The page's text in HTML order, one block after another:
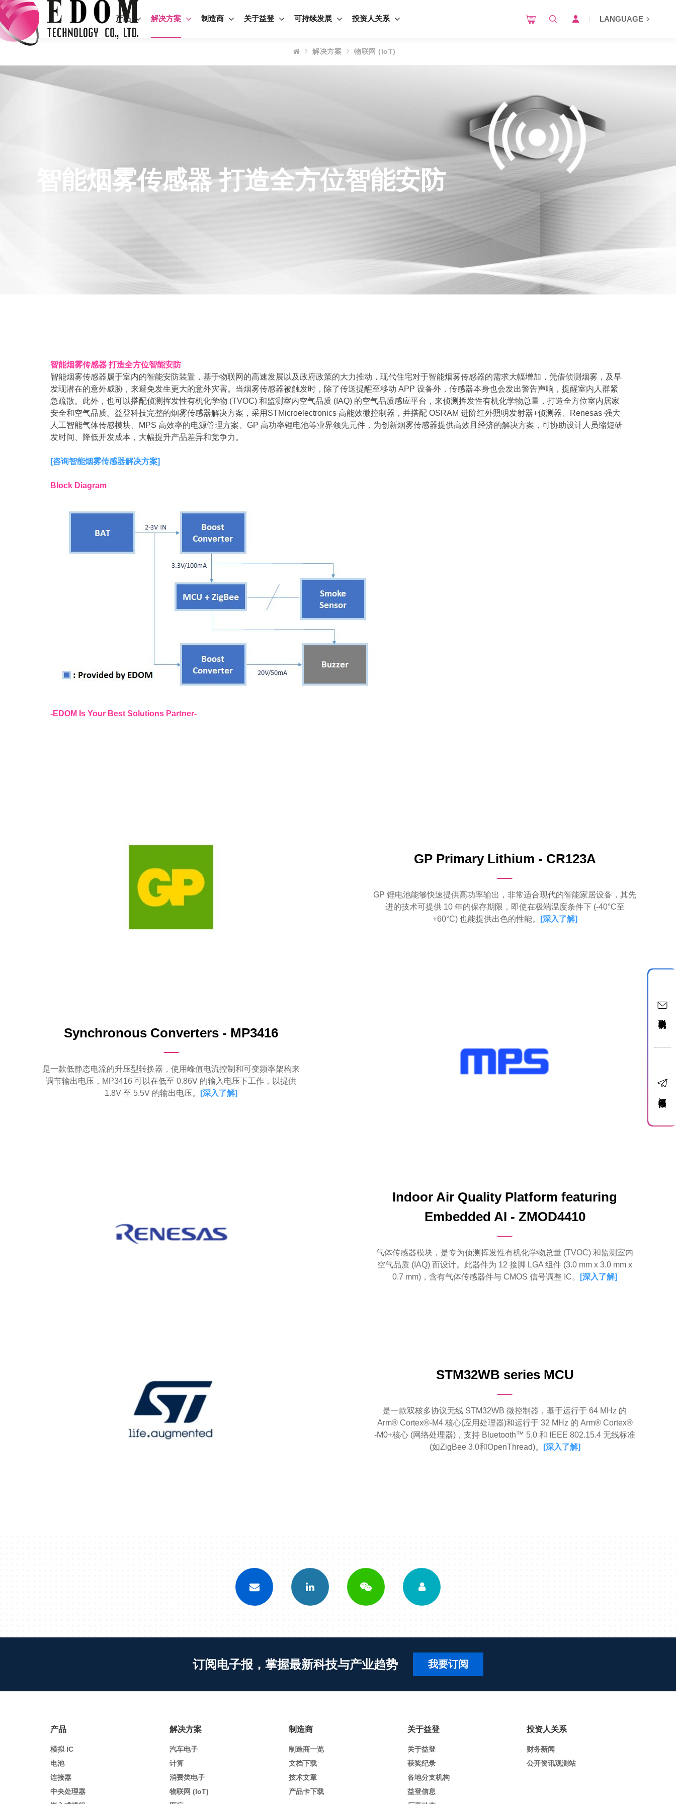
产品 解决方案 制造商 关于益登 可持续发展 投资人关系 LANGUAGE
解决方案 物联网 (IoT)
智能烟雾传感器 打造全方位智能安防
智能烟雾传感器 打造全方位智能安防
智能烟雾传感器属于室内的智能安防装置，基于物联网的高速发展以及政府政策的大力推动，现代住宅对于智能烟雾传感器的需求大幅增加，凭借侦测烟雾，及早
发现潜在的意外威胁，来避免发生更大的意外灾害。当烟雾传感器被触发时，除了传送提醒至移动 APP 设备外，传感器本身也会发出警告声响，提醒室内人群紧
急疏散。此外，也可以搭配侦测挥发性有机化学物 (TVOC) 和监测室内空气品质 (IAQ) 的空气品质感应平台，来侦测挥发性有机化学物总量，打造全方位室内居家
安全和空气品质。益登科技完整的烟雾传感器解决方案，采用STMicroelectronics 高能效微控制器，并搭配 OSRAM 进阶红外照明发射器+侦测器、Renesas 强大
人工智能气体传感模块、MPS 高效率的电源管理方案、GP 高功率锂电池等业界领先元件，为创新烟雾传感器提供高效且经济的解决方案，可协助设计人员缩短研
发时间、降低开发成本，大幅提升产品差异和竞争力。
[咨询智能烟雾传感器解决方案]
Block Diagram
-EDOM Is Your Best Solutions Partner-
GP Primary Lithium - CR123A
GP 锂电池能够快速提供高功率输出，非常适合现代的智能家居设备，其先
进的技术可提供 10 年的保存期限，即使在极端温度条件下 (-40°C至
+60°C) 也能提供出色的性能。
[深入了解]
Synchronous Converters - MP3416
是一款低静态电流的升压型转换器，使用峰值电流控制和可变频率架构来
调节输出电压，MP3416 可以在低至 0.86V 的输入电压下工作，以提供
1.8V 至 5.5V 的输出电压。
[深入了解]
Indoor Air Quality Platform featuring
Embedded AI - ZMOD4410
气体传感器模块，是专为侦测挥发性有机化学物总量 (TVOC) 和监测室内
空气品质 (IAQ) 而设计。此器件为 12 接脚 LGA 组件 (3.0 mm x 3.0 mm x
0.7 mm)，含有气体传感器件与 CMOS 信号调整 IC。
[深入了解]
STM32WB series MCU
是一款双核多协议无线 STM32WB 微控制器，基于运行于 64 MHz 的
Arm® Cortex®‐M4 核心(应用处理器)和运行于 32 MHz 的 Arm® Cortex®
‐M0+核心 (网络处理器)，支持 Bluetooth™ 5.0 和 IEEE 802.15.4 无线标准
(如ZigBee 3.0和OpenThread)。
[深入了解]
订阅电子报，掌握最新科技与产业趋势 我要订阅
产品
模拟 IC
电池
连接器
中央处理器
解决方案
汽车电子
计算
消费类电子
物联网 (IoT)
制造商
制造商一览
文档下载
技术文章
产品卡下载
关于益登
关于益登
获奖纪录
各地分支机构
益登信息
投资人关系
财务新闻
公开资讯观测站